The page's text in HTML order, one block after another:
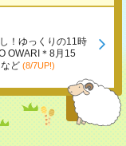
！ゆっくりの11時
OWARI＊8月15
ど (8/7UP!)